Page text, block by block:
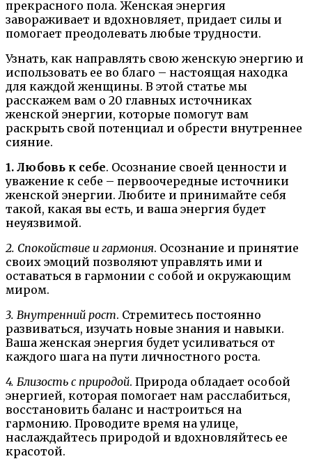
прекрасного пола. Женская энергия
завораживает и вдохновляет, придает силы и
помогает преодолевать любые трудности.
Узнать, как направлять свою женскую энергию и
использовать ее во благо – настоящая находка
для каждой женщины. В этой статье мы
расскажем вам о 20 главных источниках
женской энергии, которые помогут вам
раскрыть свой потенциал и обрести внутреннее
сияние.
1. Любовь к себе. Осознание своей ценности и
уважение к себе – первоочередные источники
женской энергии. Любите и принимайте себя
такой, какая вы есть, и ваша энергия будет
неуязвимой.
2. Спокойствие и гармония. Осознание и принятие
своих эмоций позволяют управлять ими и
оставаться в гармонии с собой и окружающим
миром.
3. Внутренний рост. Стремитесь постоянно
развиваться, изучать новые знания и навыки.
Ваша женская энергия будет усиливаться от
каждого шага на пути личностного роста.
4. Близость с природой. Природа обладает особой
энергией, которая помогает нам расслабиться,
восстановить баланс и настроиться на
гармонию. Проводите время на улице,
наслаждайтесь природой и вдохновляйтесь ее
красотой.